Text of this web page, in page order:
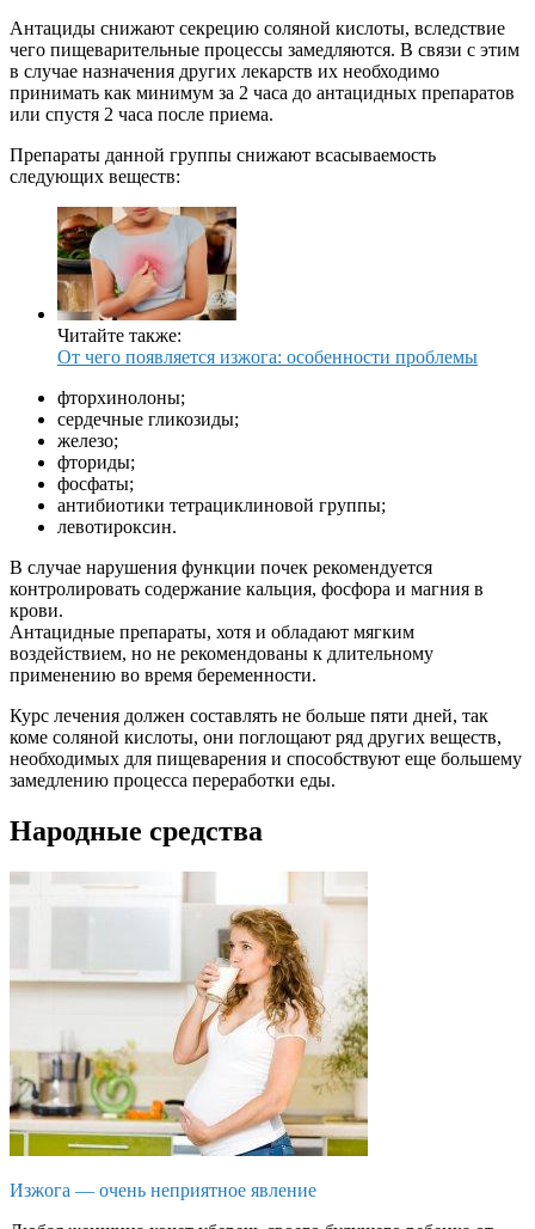
Антациды снижают секрецию соляной кислоты, вследствие
чего пищеварительные процессы замедляются. В связи с этим
в случае назначения других лекарств их необходимо
принимать как минимум за 2 часа до антацидных препаратов
или спустя 2 часа после приема.
Препараты данной группы снижают всасываемость
следующих веществ:
Читайте также:
От чего появляется изжога: особенности проблемы
фторхинолоны;
сердечные гликозиды;
железо;
фториды;
фосфаты;
антибиотики тетрациклиновой группы;
левотироксин.
В случае нарушения функции почек рекомендуется
контролировать содержание кальция, фосфора и магния в
крови.
Антацидные препараты, хотя и обладают мягким
воздействием, но не рекомендованы к длительному
применению во время беременности.
Курс лечения должен составлять не больше пяти дней, так
коме соляной кислоты, они поглощают ряд других веществ,
необходимых для пищеварения и способствуют еще большему
замедлению процесса переработки еды.
Народные средства
Изжога — очень неприятное явление